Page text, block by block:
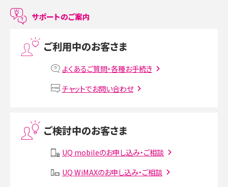
LINEで友だちを削除する方法は？方法ごとの影響や復活・復元する方法も解説
プリペイドSIMとは？種類やメリット・デメリット、利用までの流れを解説
VPN接続とは？仕組みや必要性、メリット・デメリット、接続方法を解説
Instagram（インスタグラム）でスクショするとバレる？バレるケースや撮り方も解
SMSとは？料金やできること、注意点や届かない時の対処法を解説
サポートのご案内
ご利用中のお客さま
よくあるご質問・各種お手続き
チャットでお問い合わせ
ご検討中のお客さま
UQ mobileのお申し込み・ご相談
UQ WiMAXのお申し込み・ご相談